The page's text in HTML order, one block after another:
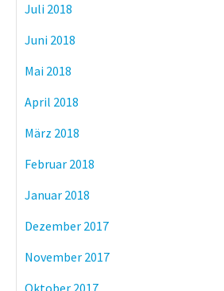
Juli 2018
Juni 2018
Mai 2018
April 2018
März 2018
Februar 2018
Januar 2018
Dezember 2017
November 2017
Oktober 2017